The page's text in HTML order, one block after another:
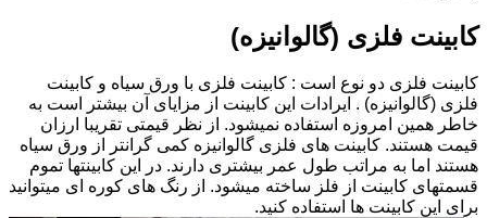
کابینت فلزی (گالوانیزه)
کابینت فلزی دو نوع است : کابینت فلزی با ورق سیاه و کابینت
فلزی (گالوانیزه) . ایرادات این کابینت از مزایای آن بیشتر است به
خاطر همین امروزه استفاده نمیشود. از نظر قیمتی تقریبا ارزان
قیمت هستند. کابینت های فلزی گالوانیزه کمی گرانتر از ورق سیاه
هستند اما به مراتب طول عمر بیشتری دارند. در این کابینتها تموم
قسمتهای کابینت از فلز ساخته میشود. از رنگ های کوره ای میتوانید
برای این کابینت ها استفاده کنید.